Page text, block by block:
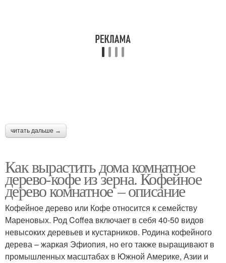
читать дальше →
Как вырастить дома комнатное
дерево-кофе из зерна. Кофейное
дерево комнатное – описание
Кофейное дерево или Кофе относится к семейству
Мареновых. Род Coffea включает в себя 40-50 видов
невысоких деревьев и кустарников. Родина кофейного
дерева – жаркая Эфиопия, но его также выращивают в
промышленных масштабах в Южной Америке, Азии и